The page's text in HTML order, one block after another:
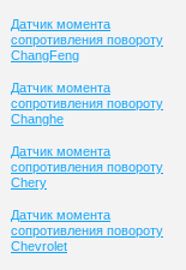
Датчик момента
сопротивления повороту
ChangFeng
Датчик момента
сопротивления повороту
Changhe
Датчик момента
сопротивления повороту
Chery
Датчик момента
сопротивления повороту
Chevrolet